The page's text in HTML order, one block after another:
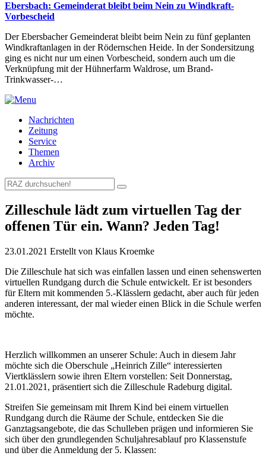
Ebersbach: Gemeinderat bleibt beim Nein zu Windkraft-
Vorbescheid
Der Ebersbacher Gemeinderat bleibt beim Nein zu fünf geplanten
Windkraftanlagen in der Rödernschen Heide. In der Sondersitzung
ging es nicht nur um einen Vorbescheid, sondern auch um die
Verknüpfung mit der Hühnerfarm Waldrose, um Brand-
Trinkwasser-…
Nachrichten
Zeitung
Service
Themen
Archiv
Zilleschule lädt zum virtuellen Tag der
offenen Tür ein. Wann? Jeden Tag!
23.01.2021 Erstellt von Klaus Kroemke
Die Zilleschule hat sich was einfallen lassen und einen sehenswerten
virtuellen Rundgang durch die Schule entwickelt. Er ist besonders
für Eltern mit kommenden 5.-Klässlern gedacht, aber auch für jeden
anderen interessant, der mal wieder einen Blick in die Schule werfen
möchte.
Herzlich willkommen an unserer Schule: Auch in diesem Jahr
möchte sich die Oberschule „Heinrich Zille“ interessierten
Viertklässlern sowie ihren Eltern vorstellen: Seit Donnerstag,
21.01.2021, präsentiert sich die Zilleschule Radeburg digital.
Streifen Sie gemeinsam mit Ihrem Kind bei einem virtuellen
Rundgang durch die Räume der Schule, entdecken Sie die
Ganztagsangebote, die das Schulleben prägen und informieren Sie
sich über den grundlegenden Schuljahresablauf pro Klassenstufe
und über die Anmeldung der 5. Klassen: